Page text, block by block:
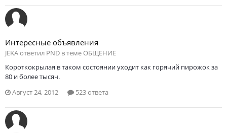
Интересные объявления
JEKA ответил PND в темеОБЩЕНИЕ
Короткокрылая в таком состоянии уходит как горячий пирожок за
80 и более тысяч.
Август 24, 2012
523 ответа